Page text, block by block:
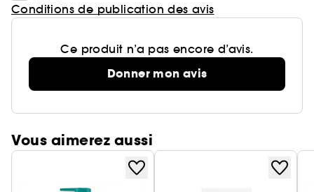
Conditions de publication des avis
Ce produit n’a pas encore d’avis.
Donner mon avis
Vous aimerez aussi